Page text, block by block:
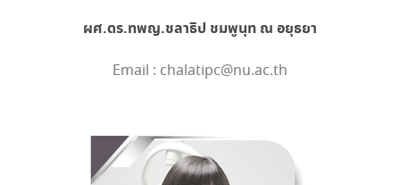
ผศ.ดร.ทพญ.ชลาธิป ชมพูนุท ณ อยุธยา
Email : chalatipc@nu.ac.th